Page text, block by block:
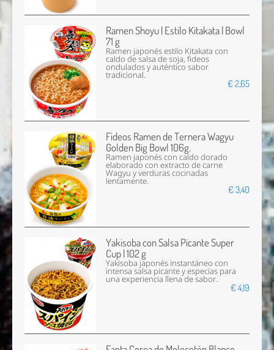
Ramen Shoyu | Estilo Kitakata | Bowl
71 g
Ramen japonés estilo Kitakata con
caldo de salsa de soja, fideos
ondulados y auténtico sabor
tradicional.
€ 2,65
Fideos Ramen de Ternera Wagyu
Golden Big Bowl 106g.
Ramen japonés con caldo dorado
elaborado con extracto de carne
Wagyu y verduras cocinadas
lentamente.
€ 3,40
Yakisoba con Salsa Picante Super
Cup | 102 g
Yakisoba japonés instantáneo con
intensa salsa picante y especias para
una experiencia llena de sabor.
€ 4,19